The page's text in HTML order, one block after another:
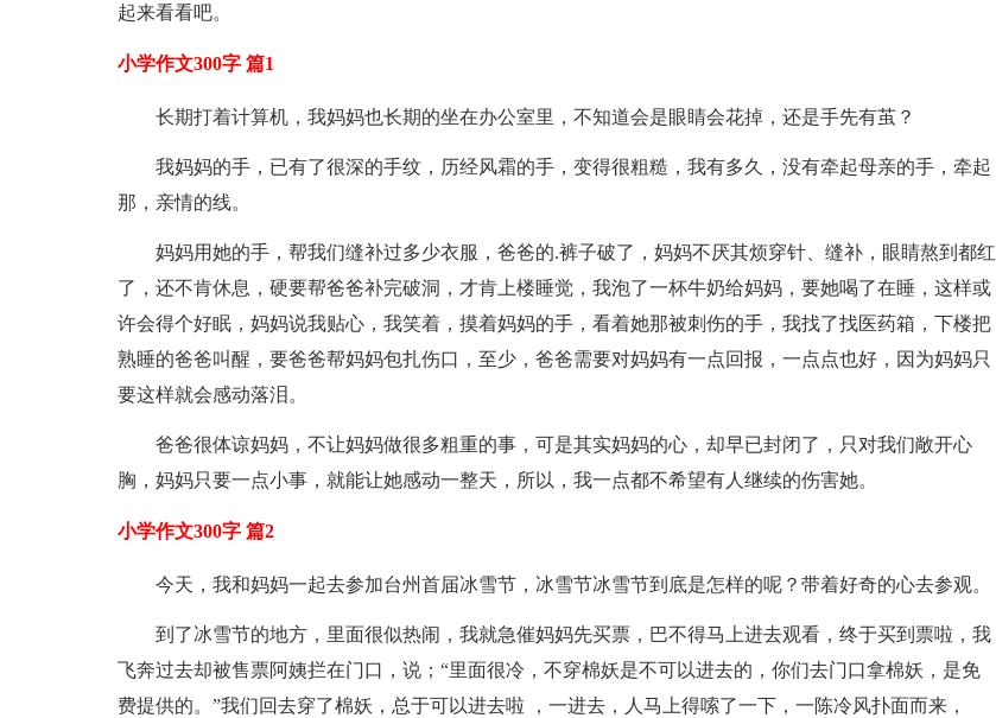
起来看看吧。
小学作文300字 篇1
长期打着计算机，我妈妈也长期的坐在办公室里，不知道会是眼睛会花掉，还是手先有茧？
我妈妈的手，已有了很深的手纹，历经风霜的手，变得很粗糙，我有多久，没有牵起母亲的手，牵起
那，亲情的线。
妈妈用她的手，帮我们缝补过多少衣服，爸爸的.裤子破了，妈妈不厌其烦穿针、缝补，眼睛熬到都红
了，还不肯休息，硬要帮爸爸补完破洞，才肯上楼睡觉，我泡了一杯牛奶给妈妈，要她喝了在睡，这样或
许会得个好眠，妈妈说我贴心，我笑着，摸着妈妈的手，看着她那被刺伤的手，我找了找医药箱，下楼把
熟睡的爸爸叫醒，要爸爸帮妈妈包扎伤口，至少，爸爸需要对妈妈有一点回报，一点点也好，因为妈妈只
要这样就会感动落泪。
爸爸很体谅妈妈，不让妈妈做很多粗重的事，可是其实妈妈的心，却早已封闭了，只对我们敞开心
胸，妈妈只要一点小事，就能让她感动一整天，所以，我一点都不希望有人继续的伤害她。
小学作文300字 篇2
今天，我和妈妈一起去参加台州首届冰雪节，冰雪节冰雪节到底是怎样的呢？带着好奇的心去参观。
到了冰雪节的地方，里面很似热闹，我就急催妈妈先买票，巴不得马上进去观看，终于买到票啦，我
飞奔过去却被售票阿姨拦在门口，说；“里面很冷，不穿棉妖是不可以进去的，你们去门口拿棉妖，是免
费提供的。”我们回去穿了棉妖，总于可以进去啦 ，一进去，人马上得嗦了一下，一陈冷风扑面而来，